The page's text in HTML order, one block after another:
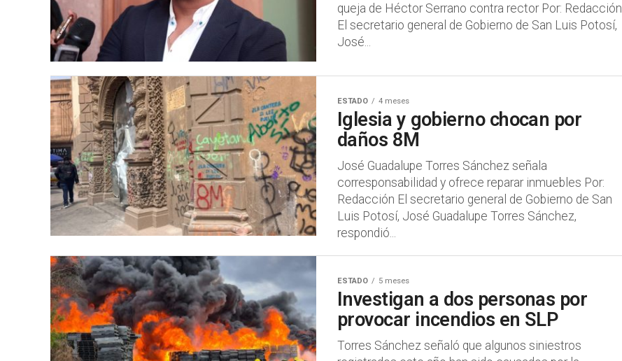
queja de Héctor Serrano contra rector Por: Redacción
El secretario general de Gobierno de San Luis Potosí,
José...
ESTADO 4 meses
Iglesia y gobierno chocan por
daños 8M
José Guadalupe Torres Sánchez señala
corresponsabilidad y ofrece reparar inmuebles Por:
Redacción El secretario general de Gobierno de San
Luis Potosí, José Guadalupe Torres Sánchez,
respondió...
ESTADO 5 meses
Investigan a dos personas por
provocar incendios en SLP
Torres Sánchez señaló que algunos siniestros